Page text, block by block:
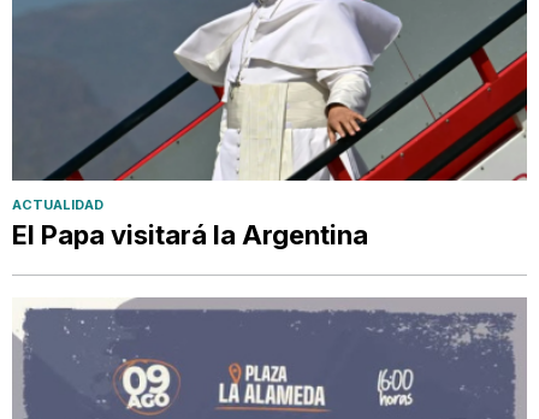
ACTUALIDAD
El Papa visitará la Argentina